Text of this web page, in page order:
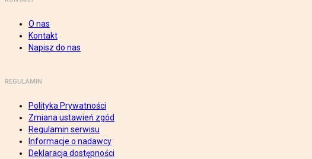
O nas
Kontakt
Napisz do nas
REGULAMIN
Polityka Prywatności
Zmiana ustawień zgód
Regulamin serwisu
Informacje o nadawcy
Deklaracja dostępności